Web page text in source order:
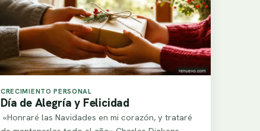
CRECIMIENTO PERSONAL
Día de Alegría y Felicidad
«Honraré las Navidades en mi corazón, y trataré